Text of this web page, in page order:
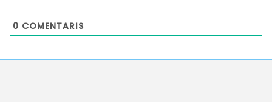
0 COMENTARIS